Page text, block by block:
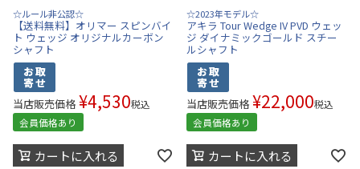
☆ルール非公認☆
【送料無料】オリマー スピンバイ
ト ウェッジ オリジナルカーボン
シャフト
当店販売価格 ¥4,530税込
会員価格あり
カートに入れる
☆2023年モデル☆
アキラ Tour Wedge IV PVD ウェッ
ジ ダイナミックゴールド スチー
ルシャフト
当店販売価格 ¥22,000税込
会員価格あり
カートに入れる